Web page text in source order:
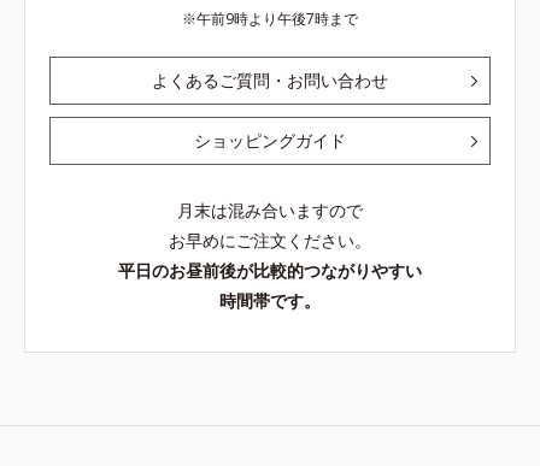
午前9時より午後7時まで
よくあるご質問・お問い合わせ
ショッピングガイド
月末は混み合いますので
お早めにご注文ください。
平日のお昼前後が比較的つながりやすい
時間帯です。